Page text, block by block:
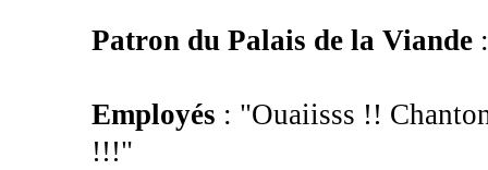
Patron du Palais de la Viande:
Employés : "Ouaiisss !!
!!!"